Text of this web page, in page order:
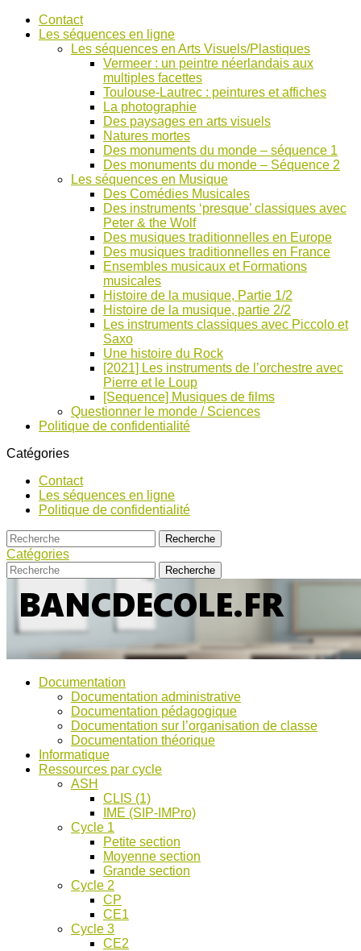
AccéderContact
Les séquences en ligne
Les séquences en Arts Visuels/Plastiques
Vermeer : un peintre néerlandais aux
multiples facettes
Toulouse-Lautrec : peintures et affiches
La photographie
Des paysages en arts visuels
Natures mortes
Des monuments du monde – séquence 1
Des monuments du monde – Séquence 2
Les séquences en Musique
Des Comédies Musicales
Des instruments ‘presque’ classiques avec
Peter & the Wolf
Des musiques traditionnelles en Europe
Des musiques traditionnelles en France
Ensembles musicaux et Formations
musicales
Histoire de la musique, Partie 1/2
Histoire de la musique, partie 2/2
Les instruments classiques avec Piccolo et
Saxo
Une histoire du Rock
[2021] Les instruments de l’orchestre avec
Pierre et le Loup
[Sequence] Musiques de films
Questionner le monde / Sciences
Politique de confidentialité
Catégories
Contact
Les séquences en ligne
Politique de confidentialité
Catégories
Bancs
d’Ecole
pour
discussions
Documentation
Documentation administrative
Documentation pédagogique
Documentation sur l’organisation de classe
Documentation théorique
Informatique
Ressources par cycle
ASH
CLIS (1)
IME (SIP-IMPro)
Cycle 1
Petite section
Moyenne section
Grande section
Cycle 2
CP
CE1
Cycle 3
CE2